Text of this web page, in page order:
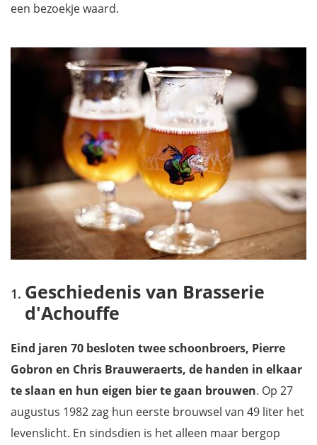
een bezoekje waard.
Geschiedenis van Brasserie
d'Achouffe
Eind jaren 70 besloten twee schoonbroers, Pierre
Gobron en Chris Brauweraerts, de handen in elkaar
te slaan en hun eigen bier te gaan brouwen. Op 27
augustus 1982 zag hun eerste brouwsel van 49 liter het
levenslicht. En sindsdien is het alleen maar bergop